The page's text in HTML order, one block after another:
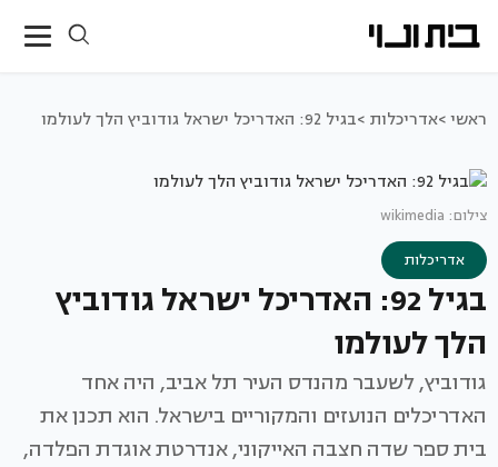
ראשי >אדריכלות >בגיל 92: האדריכל ישראל גודוביץ הלך לעולמו
צילום: wikimedia
אדריכלות
בגיל 92: האדריכל ישראל גודוביץ
הלך לעולמו
גודוביץ, לשעבר מהנדס העיר תל אביב, היה אחד
האדריכלים הנועזים והמקוריים בישראל. הוא תכנן את
בית ספר שדה חצבה האייקוני, אנדרטת אוגדת הפלדה,